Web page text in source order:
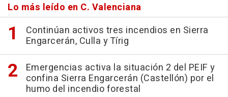
Lo más leído en C. Valenciana
Continúan activos tres incendios en Sierra
Engarcerán, Culla y Tírig
Emergencias activa la situación 2 del PEIF y
confina Sierra Engarcerán (Castellón) por el
humo del incendio forestal